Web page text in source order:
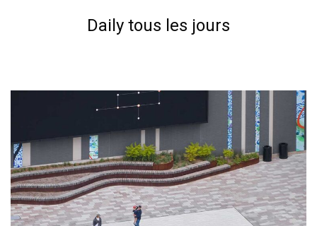
Daily tous les jours